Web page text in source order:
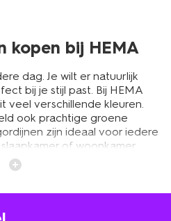
kopen bij HEMA
dag. Je wilt er natuurlijk
bij je stijl past. Bij HEMA
veel verschillende kleuren.
ook prachtige groene
zijn ideaal voor iedere
of woonkamer.
mee om tot een sfeervolle